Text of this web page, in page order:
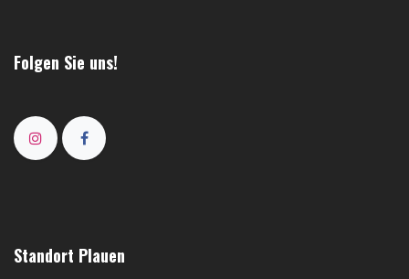
Folgen Sie uns!
Standort Plauen